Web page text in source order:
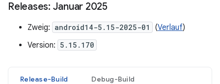
Releases: Januar 2025
Zweig: android14-5.15-2025-01 (Verlauf)
Version: 5.15.170
Release-Build Debug-Build